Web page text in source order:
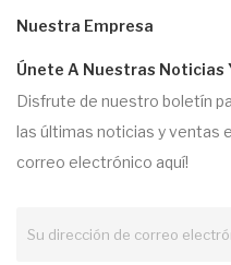
Nuestra Empresa
Únete A Nuestras Noticias
Disfrute de nuestro boletín
las últimas noticias y ventas
correo electrónico aquí!